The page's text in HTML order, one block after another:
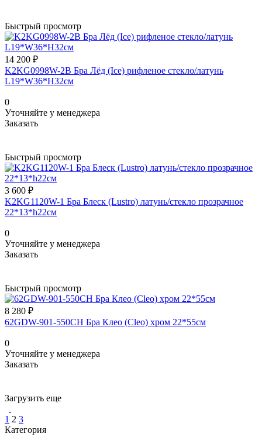
Быстрый просмотр
14 200 ₽
K2KG0998W-2B Бра Лёд (Ice) рифленое стекло/латунь
L19*W36*H32см
0
Уточняйте у менеджера
Заказать
Быстрый просмотр
3 600 ₽
K2KG1120W-1 Бра Блеск (Lustro) латунь/стекло прозрачное
22*13*h22см
0
Уточняйте у менеджера
Заказать
Быстрый просмотр
8 280 ₽
62GDW-901-550CH Бра Клео (Cleo) хром 22*55см
0
Уточняйте у менеджера
Заказать
Загрузить еще
1 2 3
Категория